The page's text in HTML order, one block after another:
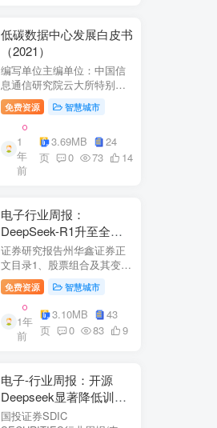
低碳数据中心发展白皮书
（2021）
编写单位主编单位：中国信
息通信研究院云大所特别鸣
谢：百度、阿里巴巴、腾
讯、中金数据、秦准数据、
万国数据、河北省凤凰谷零
碳发展研究院、绿色和平等
单位的大力支持。
免费资源 智慧城市
1
年
前
3.69MB
24
页
0 73 14
电子行业周报：
DeepSeek-R1升至全球
风格控制类第一，宇树推
出人形机器人首个应用方
案
证券研究报告州华鑫证券正
文目录1、股票组合及其变
化.51.1、本周重点推荐及推
荐组...51.2、海外龙头一
览。62、周度行情分析及展
望.…82.1、周涨幅排行…
2.2、行业重点公司估值水平
免费资源 智慧城市
1年
前
3.10MB
43
页
0 83 9
电子-行业周报：开源
Deepseek显著降低训练
成本，关注推理与AI终端
国投证券SDIC